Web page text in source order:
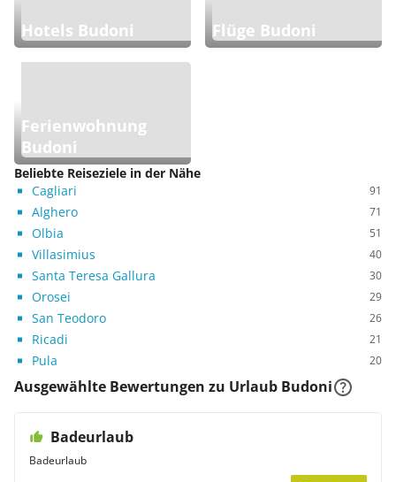
Hotels Budoni Flüge Budoni
Ferienwohnung
Budoni
Beliebte Reiseziele in der Nähe
Cagliari
91
Alghero 71
Olbia 51
Villasimius 40
Santa Teresa Gallura 30
Orosei 29
San Teodoro 26
Ricadi 21
Pula 20
Ausgewählte Bewertungen zu Urlaub Budoni
Badeurlaub
Badeurlaub